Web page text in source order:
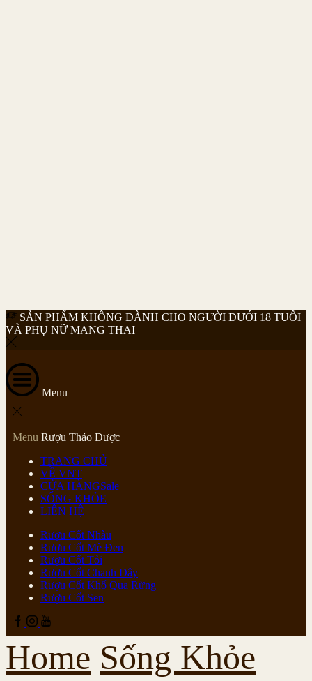
SẢN PHẨM KHÔNG DÀNH CHO NGƯỜI DƯỚI 18 TUỔI
VÀ PHỤ NỮ MANG THAI
Menu
Menu Rượu Thảo Dược
TRANG CHỦ
VỀ VNT
CỬA HÀNGSale
SỐNG KHỎE
LIÊN HỆ
Rượu Cốt Nhàu
Rượu Cốt Mè Đen
Rượu Cốt Tỏi
Rượu Cốt Chanh Dây
Rượu Cốt Khổ Qua Rừng
Rượu Cốt Sen
Home Sống Khỏe